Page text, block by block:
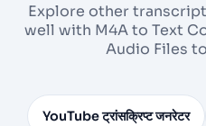
Explore other
well with M4A to Text
Audio Files
YouTube ट्रांसक्रिप्ट जनरेटर